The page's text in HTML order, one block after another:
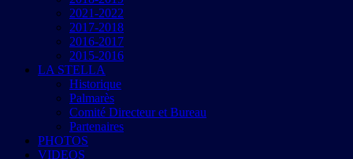
2021-2022
2017-2018
2016-2017
2015-2016
LA STELLA
Historique
Palmarès
Comité Directeur et Bureau
Partenaires
PHOTOS
VIDEOS